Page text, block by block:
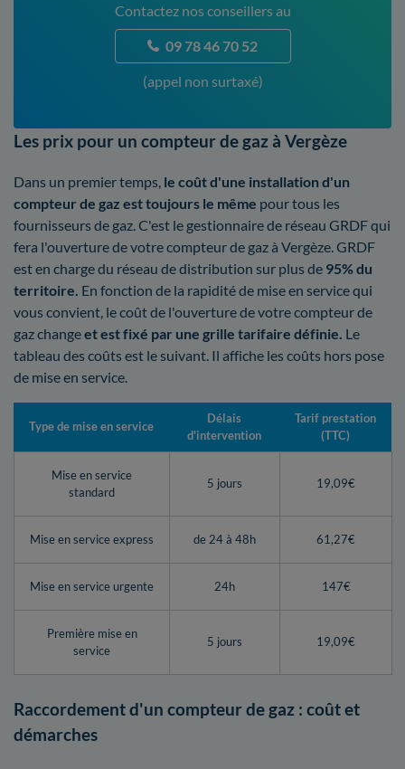
Contactez nos conseillers au
09 78 46 70 52
(appel non surtaxé)
Les prix pour un compteur de gaz à Vergèze
Dans un premier temps, le coût d'une installation d'un
compteur de gaz est toujours le même pour tous les
fournisseurs de gaz. C'est le gestionnaire de réseau GRDF qui
fera l'ouverture de votre compteur de gaz à Vergèze. GRDF
est en charge du réseau de distribution sur plus de 95% du
territoire. En fonction de la rapidité de mise en service qui
vous convient, le coût de l'ouverture de votre compteur de
gaz changeet est fixé par une grille tarifaire définie. Le
tableau des coûts est le suivant. Il affiche les coûts hors pose
de mise en service.
Type de mise en service
Délais
d'intervention
Tarif prestation
(TTC)
Mise en service
standard
5 jours 19,09€
Mise en service express de 24 à 48h 61,27€
Mise en service urgente 24h 147€
Première mise en
service
5 jours 19,09€
Raccordement d'un compteur de gaz : coût et
démarches